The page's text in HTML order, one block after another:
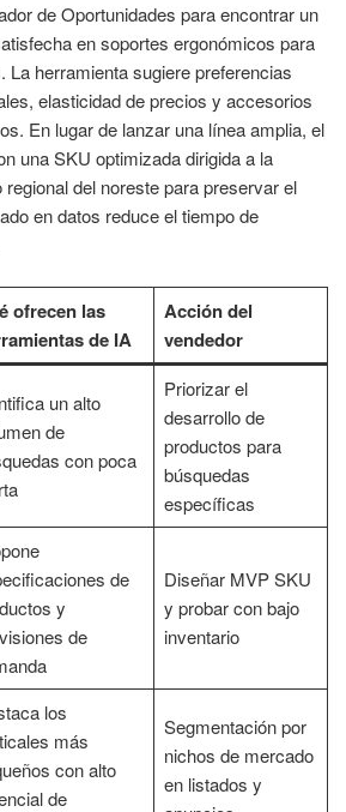
de Oportunidades para encontrar un
en soportes ergonómicos para
La herramienta sugiere preferencias
elasticidad de precios y accesorios
En lugar de lanzar una línea amplia, el
una SKU optimizada dirigida a la
del noreste para preservar el
en datos reduce el tiempo de
ofrecen las
de IA
Acción del
vendedor
un alto
de
con poca
Priorizar el
desarrollo de
productos para
búsquedas
específicas
de
y
de
Diseñar MVP SKU
y probar con bajo
inventario
los
más
con alto
de
Segmentación por
nichos de mercado
en listados y